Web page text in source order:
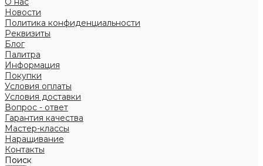
Новости
Политика конфиденциальности
Реквизиты
Блог
Палитра
Информация
Покупки
Условия оплаты
Условия доставки
Вопрос - ответ
Гарантия качества
Мастер-классы
Наращивание
Контакты
Поиск